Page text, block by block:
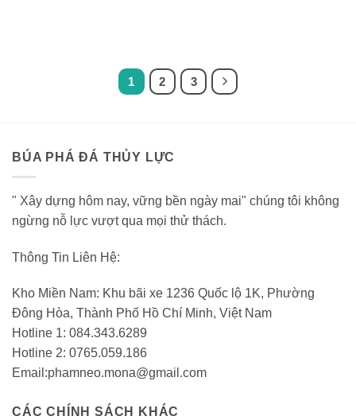
1 2 3
BÚA PHÁ ĐÁ THỦY LỰC
" Xây dựng hôm nay, vững bền ngày mai" chúng tôi không
ngừng nỗ lực vượt qua mọi thử thách.
Thông Tin Liên Hệ:
Kho Miền Nam: Khu bãi xe 1236 Quốc lộ 1K, Phường
Đông Hòa, Thành Phố Hồ Chí Minh, Việt Nam
Hotline 1: 084.343.6289
Hotline 2: 0765.059.186
Email:phamneo.mona@gmail.com
CÁC CHÍNH SÁCH KHÁC